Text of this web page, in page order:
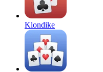
Klondike